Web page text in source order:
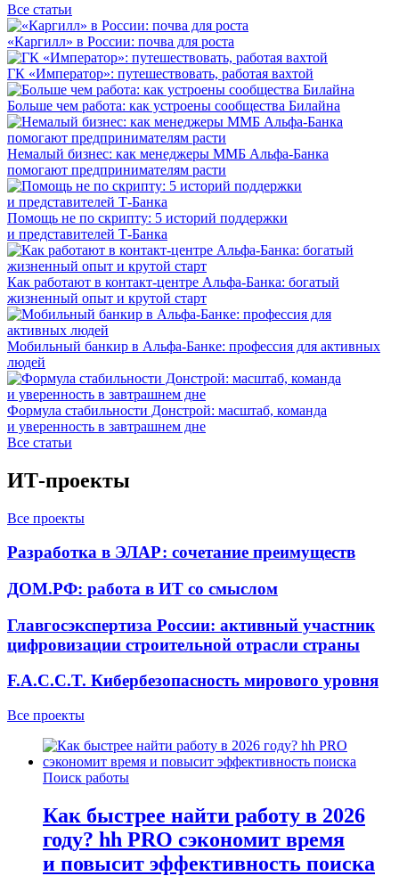
Все статьи
«Каргилл» в России: почва для роста
ГК «Император»: путешествовать, работая вахтой
Больше чем работа: как устроены сообщества Билайна
Немалый бизнес: как менеджеры ММБ Альфа-Банка
помогают предпринимателям расти
Помощь не по скрипту: 5 историй поддержки
и представителей Т-Банка
Как работают в контакт-центре Альфа-Банка: богатый
жизненный опыт и крутой старт
Мобильный банкир в Альфа-Банке: профессия для активных
людей
Формула стабильности Донстрой: масштаб, команда
и уверенность в завтрашнем дне
Все статьи
ИТ-проекты
Все проекты
Разработка в ЭЛАР: сочетание преимуществ
ДОМ.РФ: работа в ИТ со смыслом
Главгосэкспертиза России: активный участник
цифровизации строительной отрасли страны
F.A.C.C.T. Кибербезопасность мирового уровня
Все проекты
Поиск работы
Как быстрее найти работу в 2026
году? hh PRO сэкономит время
и повысит эффективность поиска